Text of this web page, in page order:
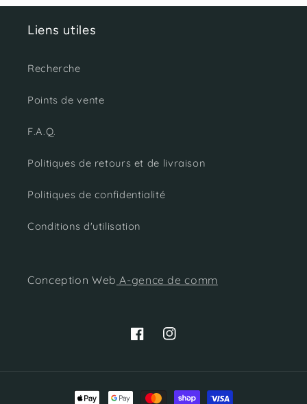
Liens utiles
Recherche
Points de vente
F.A.Q.
Politiques de retours et de livraison
Politiques de confidentialité
Conditions d'utilisation
Conception Web A-gence de comm
FacebookInstagram
Moyens